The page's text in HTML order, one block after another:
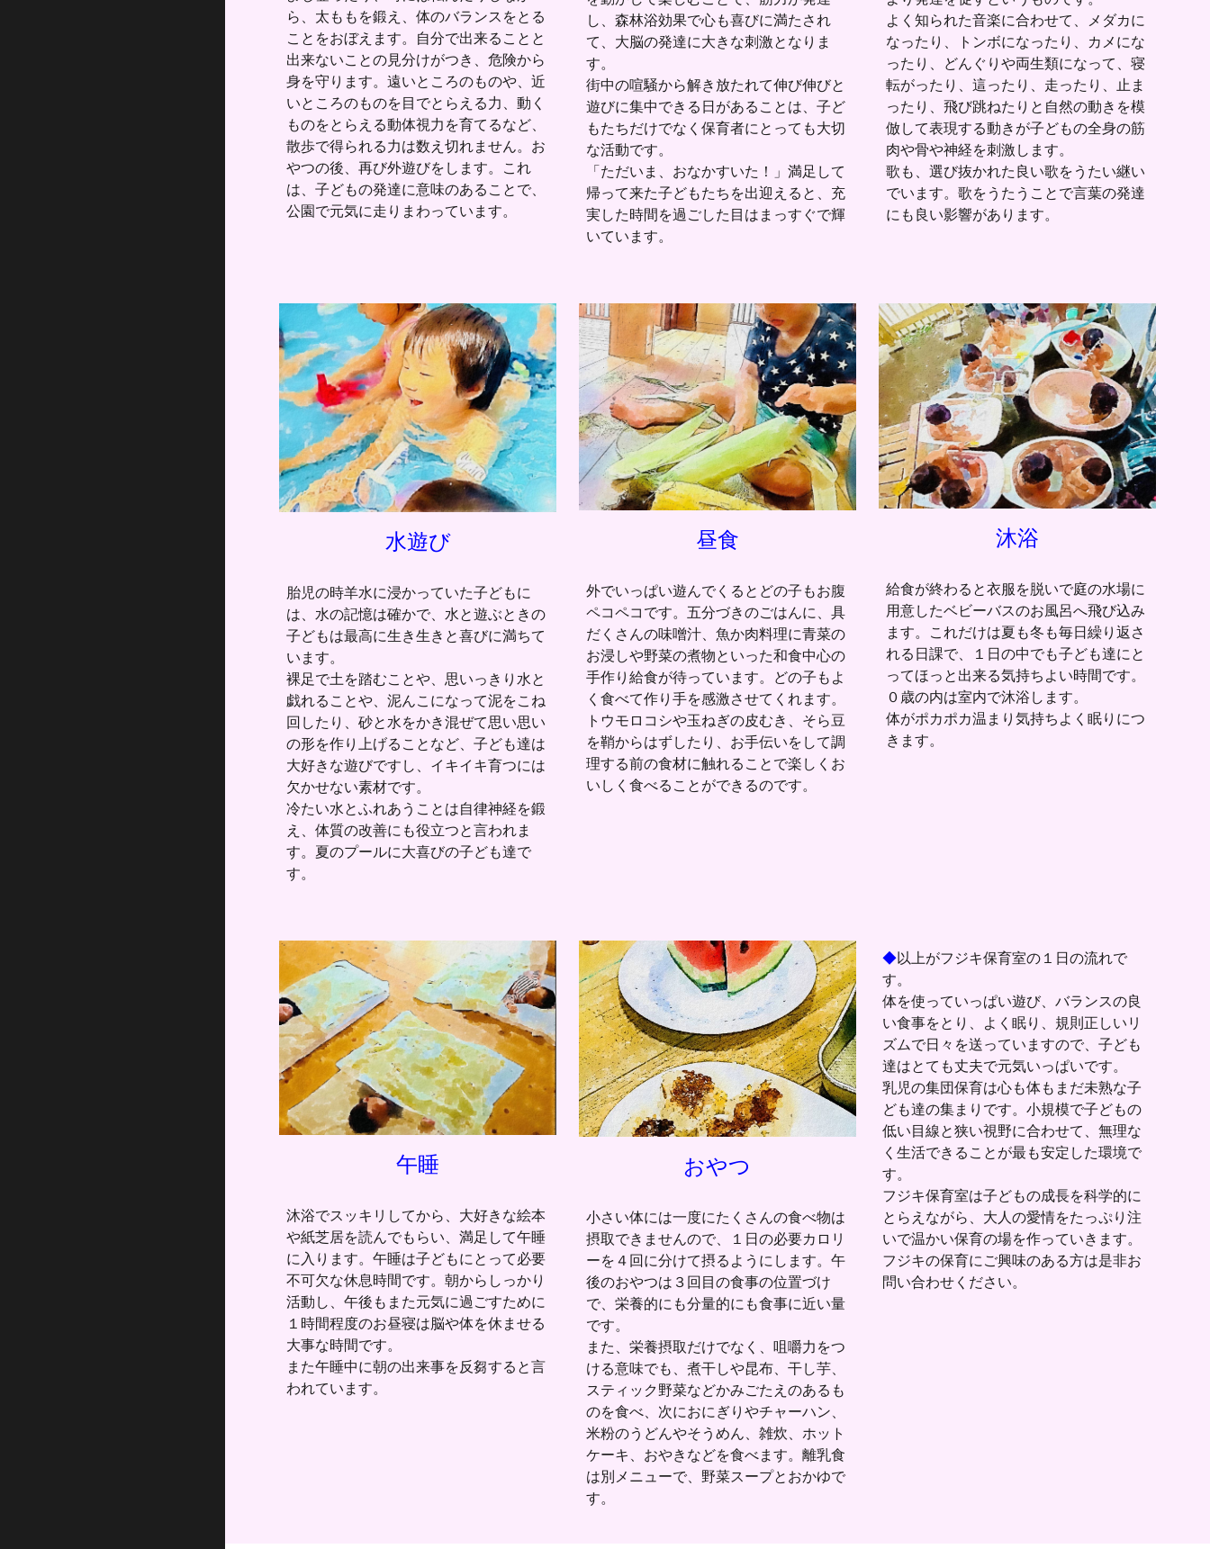
ら、太ももを鍛え、体のバランスをとる
ことをおぼえます。自分で出来ることと
出来ないことの見分けがつき、危険から
身を守ります。遠いところのものや、近
いところのものを目でとらえる力、動く
ものをとらえる動体視力を育てるなど、
散歩で得られる力は数え切れません。お
やつの後、再び外遊びをします。これ
は、子どもの発達に意味のあることで、
公園で元気に走りまわっています。
し、森林浴効果で心も喜びに満たされ
て、大脳の発達に大きな刺激となりま
す。
街中の喧騒から解き放たれて伸び伸びと
遊びに集中できる日があることは、子ど
もたちだけでなく保育者にとっても大切
な活動です。
「ただいま、おなかすいた！」満足して
帰って来た子どもたちを出迎えると、充
実した時間を過ごした目はまっすぐで輝
いています。
よく知られた音楽に合わせて、メダカに
なったり、トンボになったり、カメにな
ったり、どんぐりや両生類になって、寝
転がったり、這ったり、走ったり、止ま
ったり、 飛び跳ねたりと自然の動きを模
倣して表現する動きが子どもの全身の筋
肉や骨や神経を刺激します。
歌も、選び抜かれた良い歌をうたい継い
でいます。歌をうたうことで言葉の発達
にも良い影響があります。
水遊び
胎児の時羊水に浸かっていた子どもに
は、水の記憶は確かで、水と遊ぶときの
子どもは最高に生き生きと喜びに満ちて
います。
裸足で土を踏むことや、思いっきり水と
戯れることや、泥んこになって泥をこね
回したり、砂と水をかき混ぜて思い思い
の形を作り上げることなど、子ども達は
大好きな遊びですし、イキイキ育つには
欠かせない素材です。
冷たい水とふれあうことは自律神経を鍛
え、体質の改善にも役立つと言われま
す。夏のプールに大喜びの子ども達で
す。
昼食
外でいっぱい遊んでくるとどの子もお腹
ペコペコです。五分づきのごはんに、具
だくさんの味噌汁、魚か肉料理に青菜の
お浸しや野菜の煮物といった和食中心の
手作り給食が待っています。どの子もよ
く食べて作り手を感激させてくれます。
トウモロコシや玉ねぎの皮むき、そら豆
を鞘からはずしたり、お手伝いをして調
理する前の食材に触れることで楽しくお
いしく食べることができるのです。
沐浴
給食が終わると衣服を脱いで庭の水場に
用意したベビーバスのお風呂へ飛び込み
ます。これだけは夏も冬も毎日繰り返さ
れる日課で、１日の中でも子ども達にと
ってほっと出来る気持ちよい時間です。
０歳の内は室内で沐浴します。
体がポカポカ温まり気持ちよく眠りにつ
きます。
午睡
沐浴でスッキリしてから、大好きな絵本
や紙芝居を読んでもらい、満足して午睡
に入ります。午睡は子どもにとって必要
不可欠な休息時間です。朝からしっかり
活動し、午後もまた元気に過ごすために
１時間程度のお昼寝は脳や体を休ませる
大事な時間です。
また午睡中に朝の出来事を反芻すると言
われています。
おやつ
小さい体には一度にたくさんの食べ物は
摂取できませんので、１日の必要カロリ
ーを４回に分けて摂るようにします。午
後のおやつは３回目の食事の位置づけ
で、栄養的にも分量的にも食事に近い量
です。
また、栄養摂取だけでなく、咀嚼力をつ
ける意味でも、煮干しや昆布、干し芋、
スティック野菜などかみごたえのあるも
のを食べ、次におにぎりやチャーハン、
米粉のうどんやそうめん、雑炊、ホット
ケーキ、おやきなどを食べます。離乳食
は別メニューで、野菜スープとおかゆで
す。
◆以上がフジキ保育室の１日の流れで
す。
体を使っていっぱい遊び、バランスの良
い食事をとり、よく眠り、規則正しいリ
ズムで日々を送っていますので、子ども
達はとても丈夫で元気いっぱいです。
乳児の集団保育は心も体もまだ未熟な子
ども達の集まりです。小規模で子どもの
低い目線と狭い視野に合わせて、無理な
く生活できることが最も安定した環境で
す。
フジキ保育室は子どもの成長を科学的に
とらえながら、大人の愛情をたっぷり注
いで温かい保育の場を作っていきます。
フジキの保育にご興味のある方は是非お
問い合わせください。